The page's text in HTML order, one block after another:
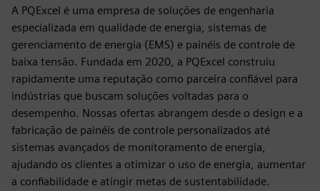
A PQExcel é uma empresa de soluções de engenharia
especializada em qualidade de energia, sistemas de
gerenciamento de energia (EMS) e painéis de controle de
baixa tensão. Fundada em 2020, a PQExcel construiu
rapidamente uma reputação como parceira confiável para
indústrias que buscam soluções voltadas para o
desempenho. Nossas ofertas abrangem desde o design e a
fabricação de painéis de controle personalizados até
sistemas avançados de monitoramento de energia,
ajudando os clientes a otimizar o uso de energia, aumentar
a confiabilidade e atingir metas de sustentabilidade.